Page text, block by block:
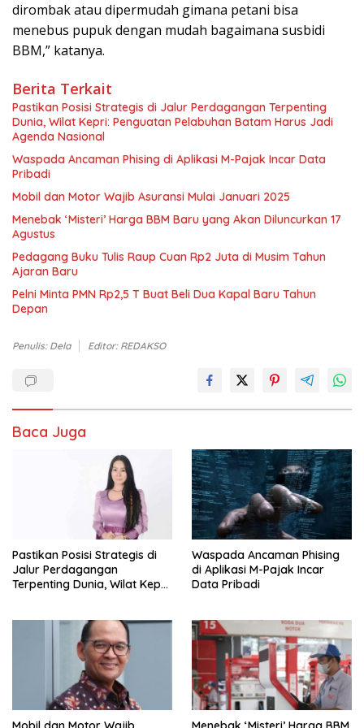
dirombak atau dipermudah gimana petani bisa
menebus pupuk dengan mudah bagaimana susbidi
BBM,” katanya.
Berita Terkait
Pastikan Posisi Strategis di Jalur Perdagangan Terpenting
Dunia, Wilat Kepri: Penguatan Pelabuhan Batam Harus Jadi
Agenda Nasional
Waspada Ancaman Phising di Aplikasi M-Pajak Incar Data
Pribadi
Mobil dan Motor Wajib Asuransi Mulai Januari 2025
Menebak ‘Misteri’ Harga BBM Baru yang Akan Diluncurkan 17
Agustus
Pedagang Buku Tulis Raup Cuan Rp2 Juta di Musim Tahun
Ajaran Baru
Pelni Minta PMN Rp2,5 T Buat Beli Dua Kapal Baru Tahun
Depan
Penulis: Dela Editor: REDAKSO
Baca Juga
Pastikan Posisi Strategis di
Jalur Perdagangan
Terpenting Dunia, Wilat Kepri:
Waspada Ancaman Phising
di Aplikasi M-Pajak Incar
Data Pribadi